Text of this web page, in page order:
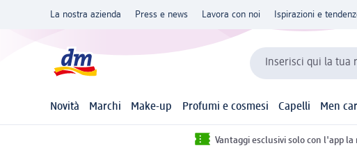
La nostra azienda Press e news Lavora con noi Ispirazioni e
Inserisci qui la tua
Novità Marchi Make-up Profumi e cosmesi Capelli Men
Vantaggi esclusivi solo con l'app la